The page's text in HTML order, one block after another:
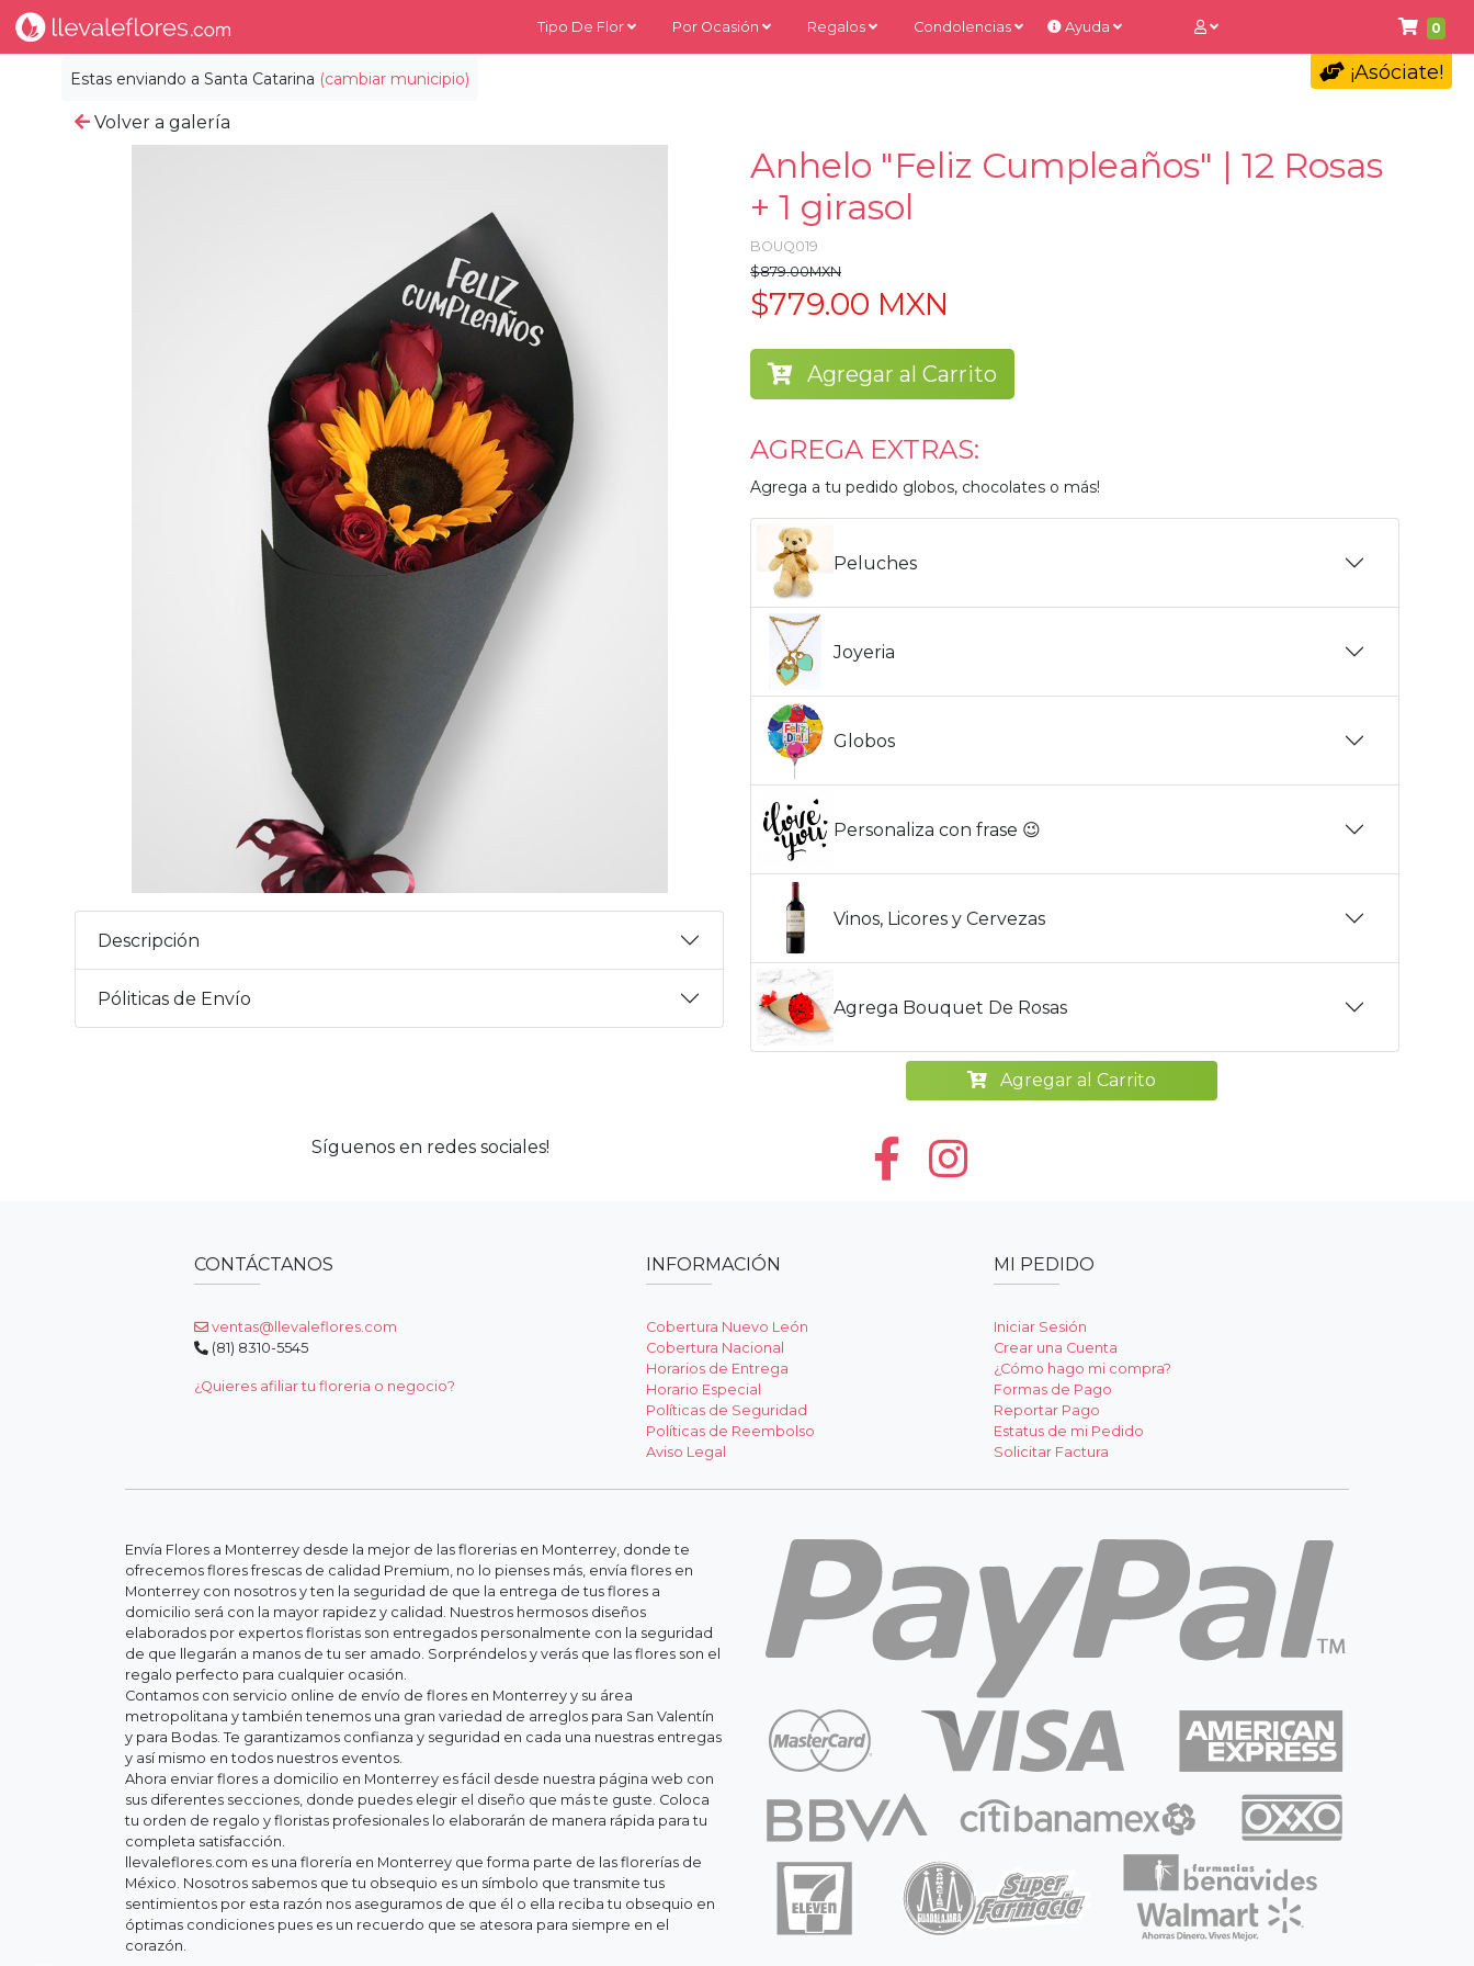
0
Estas enviando a Santa Catarina (cambiar municipio)
Tipo De Flor Por Ocasión Regalos Condolencias Ayuda
¡Asóciate!
Volver a galería
Descripción
Póliticas de Envío
Anhelo "Feliz Cumpleaños" | 12 Rosas
+ 1 girasol
BOUQ019
$879.00MXN
$779.00 MXN
Agregar al Carrito
AGREGA EXTRAS:
Agrega a tu pedido globos, chocolates o más!
Peluches
Joyeria
Globos
Personaliza con frase 😉
Vinos, Licores y Cervezas
Agrega Bouquet De Rosas
Agregar al Carrito
Síguenos en redes sociales!
CONTÁCTANOS
ventas@llevaleflores.com
(81) 8310-5545
¿Quieres afiliar tu floreria o negocio?
INFORMACIÓN
Cobertura Nuevo León
Cobertura Nacional
Horarios de Entrega
Horario Especial
Políticas de Seguridad
Políticas de Reembolso
Aviso Legal
MI PEDIDO
Iniciar Sesión
Crear una Cuenta
¿Cómo hago mi compra?
Formas de Pago
Reportar Pago
Estatus de mi Pedido
Solicitar Factura
Envía Flores a Monterrey desde la mejor de las florerias en Monterrey, donde te
ofrecemos flores frescas de calidad Premium, no lo pienses más, envía flores en
Monterrey con nosotros y ten la seguridad de que la entrega de tus flores a
domicilio será con la mayor rapidez y calidad. Nuestros hermosos diseños
elaborados por expertos floristas son entregados personalmente con la seguridad
de que llegarán a manos de tu ser amado. Sorpréndelos y verás que las flores son el
regalo perfecto para cualquier ocasión.
Contamos con servicio online de envío de flores en Monterrey y su área
metropolitana y también tenemos una gran variedad de arreglos para San Valentín
y para Bodas. Te garantizamos confianza y seguridad en cada una nuestras entregas
y así mismo en todos nuestros eventos.
Ahora enviar flores a domicilio en Monterrey es fácil desde nuestra página web con
sus diferentes secciones, donde puedes elegir el diseño que más te guste. Coloca
tu orden de regalo y floristas profesionales lo elaborarán de manera rápida para tu
completa satisfacción.
llevaleflores.com es una florería en Monterrey que forma parte de las florerías de
México. Nosotros sabemos que tu obsequio es un símbolo que transmite tus
sentimientos por esta razón nos aseguramos de que él o ella reciba tu obsequio en
óptimas condiciones pues es un recuerdo que se atesora para siempre en el
corazón.